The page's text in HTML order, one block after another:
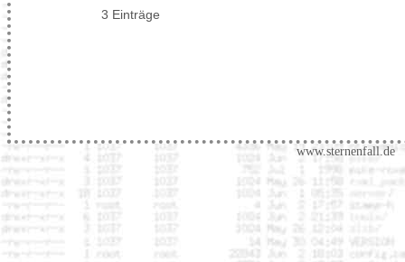
3 Einträge
www.sternenfall.de